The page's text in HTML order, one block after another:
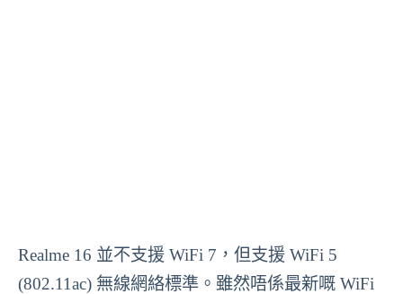
Realme 16 並不支援 WiFi 7，但支援 WiFi 5
(802.11ac) 無線網絡標準。雖然唔係最新嘅 WiFi